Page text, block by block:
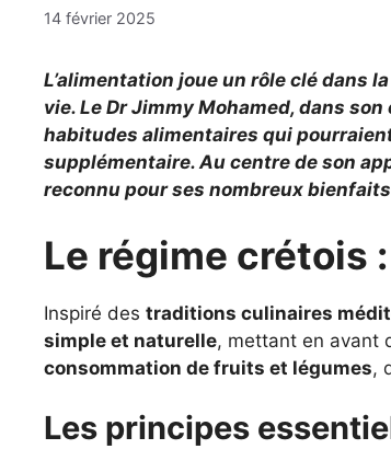
14 février 2025
L’alimentation joue un rôle clé dans
vie. Le Dr Jimmy Mohamed, dans
habitudes alimentaires qui
supplémentaire. Au centre de son
reconnu pour ses nombreux
Le régime crétois
Inspiré des traditions culinaires
simple et naturelle, mettant en avant
consommation de fruits et légumes,
Les principes